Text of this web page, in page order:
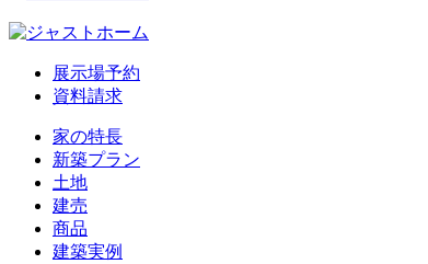
展示場予約
資料請求
家の特長
新築プラン
土地
建売
商品
建築実例